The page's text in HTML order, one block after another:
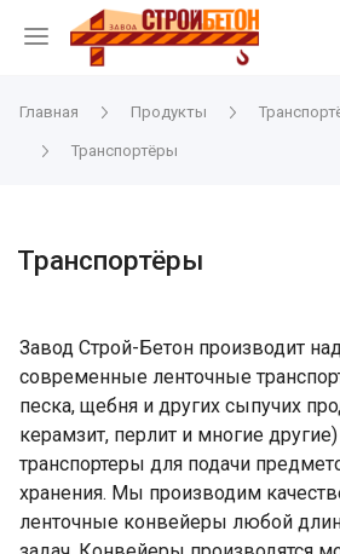
Главная Продукты
Транспортёры
Транспортёры
Завод Строй-Бетон производит
современные ленточные
песка, щебня и других сыпучих
керамзит, перлит и многие
транспортеры для подачи
хранения. Мы производим
ленточные конвейеры любой